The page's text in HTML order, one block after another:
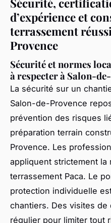
d’expérience et
terrassement
Provence
Sécurité et normes
à respecter à Salon-
La sécurité sur un
Salon-de-Provence
prévention des risques
préparation terrain
Provence. Les
appliquent strictement la
terrassement Paca. Le
protection individuelle
chantiers. Des visites
régulier pour limiter tout